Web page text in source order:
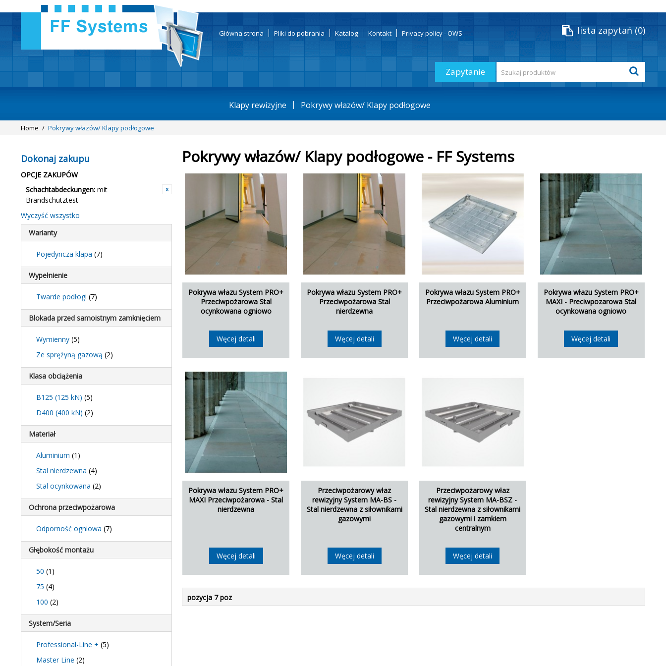
Główna strona Pliki do pobrania Katalog Kontakt Privacy policy - OWS lista zapytań 0
Klapy rewizyjne Pokrywy włazów/ Klapy podłogowe
Zapytanie
Home / Pokrywy włazów/ Klapy podłogowe
Dokonaj zakupu
OPCJE ZAKUPÓW
Schachtabdeckungen: mit
Brandschutztest
Wyczyść wszystko
Warianty
Pojedyncza klapa (7)
Wypełnienie
Twarde podłogi (7)
Blokada przed samoistnym zamknięciem
Wymienny (5)
Ze sprężyną gazową (2)
Klasa obciążenia
B125 (125 kN) (5)
D400 (400 kN) (2)
Materiał
Aluminium (1)
Stal nierdzewna (4)
Stal ocynkowana (2)
Ochrona przeciwpożarowa
Odporność ogniowa (7)
Głębokość montażu
50 (1)
75 (4)
100 (2)
System/Seria
Professional-Line + (5)
Master Line (2)
Pokrywy włazów/ Klapy podłogowe - FF Systems
Pokrywa włazu System PRO+
Przeciwpożarowa Stal
ocynkowana ogniowo
Węcej detali
Pokrywa włazu System PRO+
Przeciwpożarowa Stal
nierdzewna
Węcej detali
Pokrywa włazu System PRO+
Przeciwpożarowa Aluminium
Węcej detali
Pokrywa włazu System PRO+
MAXI - Preciwpozarowa Stal
ocynkowana ogniowo
Węcej detali
Pokrywa włazu System PRO+
MAXI Przeciwpożarowa - Stal
nierdzewna
Węcej detali
Przeciwpożarowy właz
rewizyjny System MA-BS -
Stal nierdzewna z siłownikami
gazowymi
Węcej detali
Przeciwpożarowy właz
rewizyjny System MA-BSZ -
Stal nierdzewna z siłownikami
gazowymi i zamkiem
centralnym
Węcej detali
pozycja 7 poz